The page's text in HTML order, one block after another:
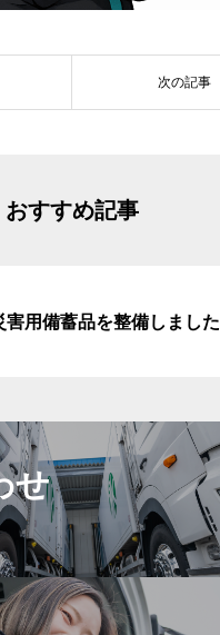
次の記事
おすすめ記事
害用備蓄品を整備しました
せ